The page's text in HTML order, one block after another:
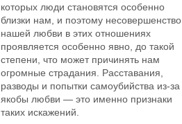
которых люди становятся особенно
близки нам, и поэтому несовершенство
нашей любви в этих отношениях
проявляется особенно явно, до такой
степени, что может причинять нам
огромные страдания. Расставания,
разводы и попытки самоубийства из-за
якобы любви — это именно признаки
таких искажений.